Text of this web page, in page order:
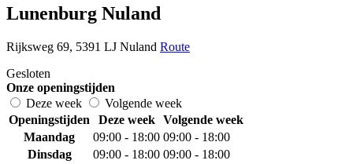
Lunenburg Nuland
Rijksweg 69, 5391 LJ Nuland Route
Gesloten
Onze openingstijden
Deze week
Volgende week
Openingstijden
Deze week
Volgende week
Maandag
09:00 - 18:00 09:00 - 18:00
Dinsdag
09:00 - 18:00 09:00 - 18:00